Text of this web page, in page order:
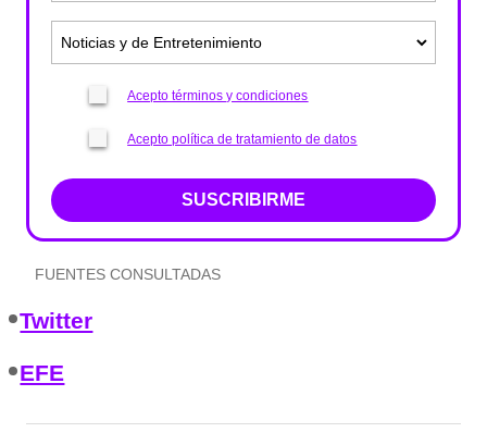
Acepto términos y condiciones
Acepto política de tratamiento de datos
SUSCRIBIRME
FUENTES CONSULTADAS
Twitter
EFE